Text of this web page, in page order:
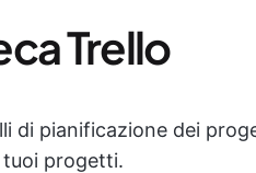
Trello
di pianificazione dei
tuoi progetti.